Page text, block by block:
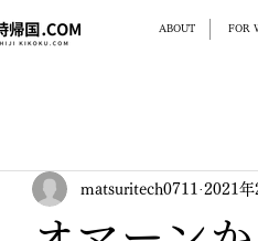
ABOUT FOR
matsuritech0711 2021年